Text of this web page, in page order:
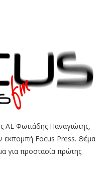
ΑΕ Φωτιάδης Παναγιώτης,
εκπομπή Focus Press. Θέμα
για προστασία πρώτης